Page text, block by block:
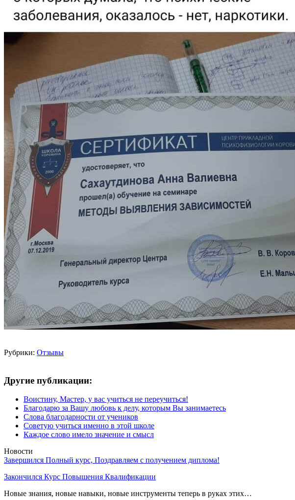
Рубрики: Отзывы
Другие публикации:
Воистину, Мастер, у вас учиться не переучиться!
Благодарю за Вашу любовь к делу, которым Вы занимаетесь
Слова благодарности от учеников
Советую учиться именно в этой школе
Каждое слово имело значение и смысл
Новости
Завершился Полный курс, Поздравляем с получением диплома!
Закончился Курс Повышения Квалификации
Новые знания, новые навыки, новые инструменты теперь в руках этих…